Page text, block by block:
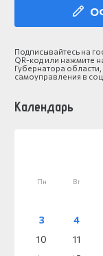
Подписывайтесь на
QR-код или нажмите
Губернатора
самоуправления в
Календарь
Пн Вт
3
4
10
11